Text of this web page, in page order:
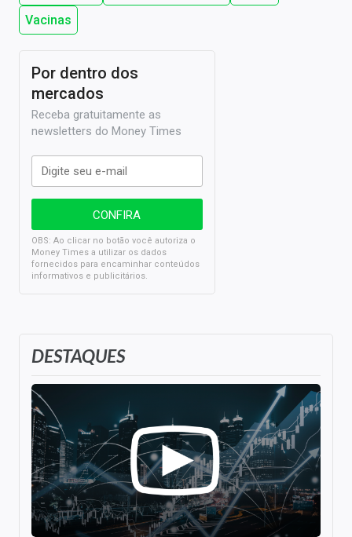
Vacinas
DESTAQUES
Por dentro dos
mercados
Receba gratuitamente as
newsletters do Money Times
OBS: Ao clicar no botão você autoriza o
Money Times a utilizar os dados
fornecidos para encaminhar conteúdos
informativos e publicitários.